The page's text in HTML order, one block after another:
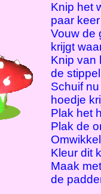
Knip het
paar
Vouw de
krijgt
Knip van
de
Schuif
hoedje
Plak het
Plak de
Kleur dit
Maak
de